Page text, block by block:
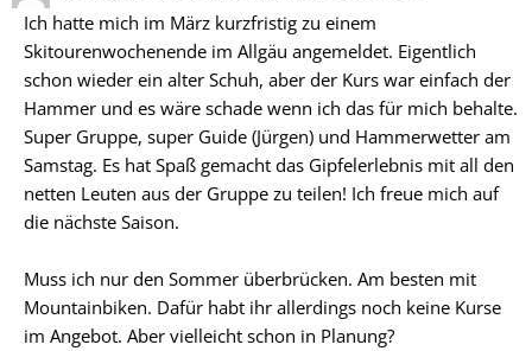
Ich hatte mich im März kurzfristig zu einem
Skitourenwochenende im Allgäu angemeldet. Eigentlich
schon wieder ein alter Schuh, aber der Kurs war einfach der
Hammer und es wäre schade wenn ich das für mich behalte.
Super Gruppe, super Guide (Jürgen) und Hammerwetter am
Samstag. Es hat Spaß gemacht das Gipfelerlebnis mit all den
netten Leuten aus der Gruppe zu teilen! Ich freue mich auf
die nächste Saison.
Muss ich nur den Sommer überbrücken. Am besten mit
Mountainbiken. Dafür habt ihr allerdings noch keine Kurse
im Angebot. Aber vielleicht schon in Planung?